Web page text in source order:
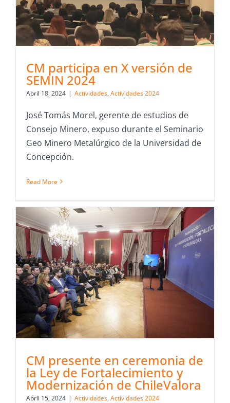
CM participa en X versión de
SEMIN 2024
Abril 18, 2024 | Actividades, Actividades 2024
José Tomás Morel, gerente de estudios de
Consejo Minero, expuso durante el Seminario
Geo Minero Metalúrgico de la Universidad de
Concepción.
Read More
CM presente en ceremonia de
la Ley de Fortalecimiento y
Modernización de ChileValora
Abril 15, 2024 | Actividades, Actividades 2024